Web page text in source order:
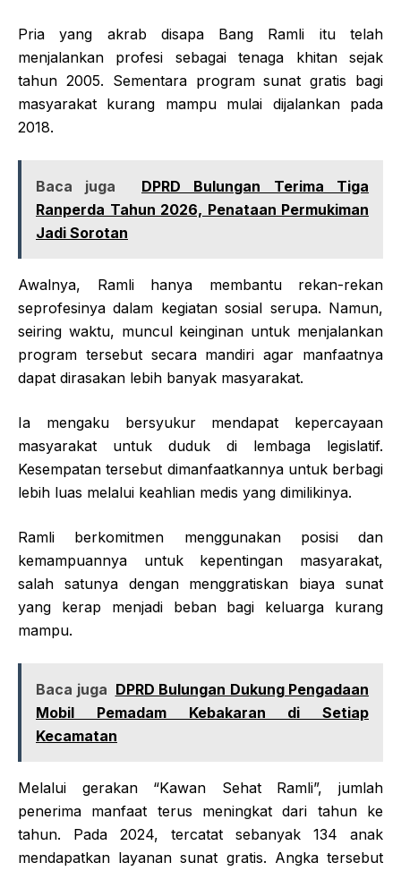
Pria yang akrab disapa Bang Ramli itu telah
menjalankan profesi sebagai tenaga khitan sejak
tahun 2005. Sementara program sunat gratis bagi
masyarakat kurang mampu mulai dijalankan pada
2018.
Baca juga
DPRD Bulungan Terima Tiga
Ranperda Tahun 2026, Penataan Permukiman
Jadi Sorotan
Awalnya, Ramli hanya membantu rekan-rekan
seprofesinya dalam kegiatan sosial serupa. Namun,
seiring waktu, muncul keinginan untuk menjalankan
program tersebut secara mandiri agar manfaatnya
dapat dirasakan lebih banyak masyarakat.
Ia mengaku bersyukur mendapat kepercayaan
masyarakat untuk duduk di lembaga legislatif.
Kesempatan tersebut dimanfaatkannya untuk berbagi
lebih luas melalui keahlian medis yang dimilikinya.
Ramli berkomitmen menggunakan posisi dan
kemampuannya untuk kepentingan masyarakat,
salah satunya dengan menggratiskan biaya sunat
yang kerap menjadi beban bagi keluarga kurang
mampu.
Baca juga DPRD Bulungan Dukung Pengadaan
Mobil Pemadam Kebakaran di Setiap
Kecamatan
Melalui gerakan “Kawan Sehat Ramli”, jumlah
penerima manfaat terus meningkat dari tahun ke
tahun. Pada 2024, tercatat sebanyak 134 anak
mendapatkan layanan sunat gratis. Angka tersebut